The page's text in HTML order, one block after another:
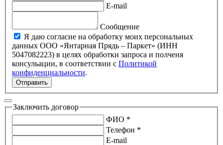
E-mail
Сообщение
Я даю согласие на обработку моих персональных
данных ООО «Янтарная Прядь – Паркет» (ИНН
5047082223) в целях обработки запроса и полченя
консульации, в соответствии с Политикой
конфиденциальности.
Отправить
Заключить договор
ФИО *
Телефон *
E-mail